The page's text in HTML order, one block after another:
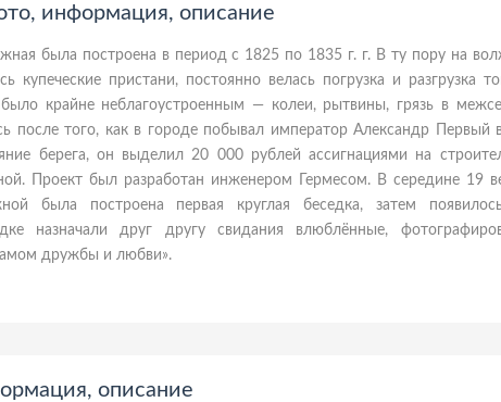
информация, описание
была построена в период с 1825 по 1835 г. г. В ту пору на
купеческие пристани, постоянно велась погрузка и разгрузка
крайне неблагоустроенным — колеи, рытвины, грязь в
после того, как в городе побывал император Александр Первый
берега, он выделил 20 000 рублей ассигнациями на
Проект был разработан инженером Гермесом. В середине 19
была построена первая круглая беседка, затем
назначали друг другу свидания влюблённые,
дружбы и любви».
описание